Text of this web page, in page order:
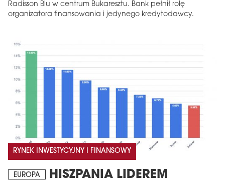
Radisson Blu w centrum Bukaresztu. Bank pełnił rolę
organizatora finansowania i jedynego kredytodawcy.
RYNEK INWESTYCYJNY I FINANSOWY
EUROPA
HISZPANIA LIDEREM